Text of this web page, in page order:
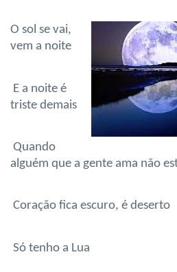
O sol se vai,
vem a noite
E a noite é
triste demais
Quando
alguém que a gente ama não
Coração fica escuro, é deserto
Só tenho a Lua